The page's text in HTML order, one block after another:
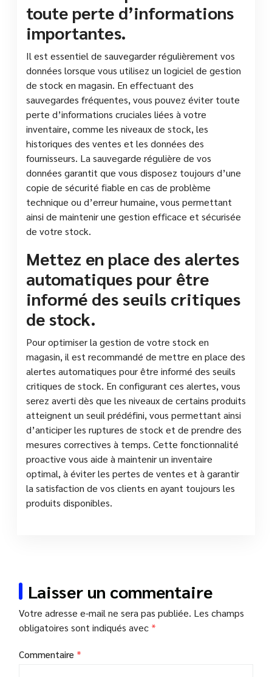
toute perte d’informations
importantes.
Il est essentiel de sauvegarder régulièrement vos
données lorsque vous utilisez un logiciel de gestion
de stock en magasin. En effectuant des
sauvegardes fréquentes, vous pouvez éviter toute
perte d’informations cruciales liées à votre
inventaire, comme les niveaux de stock, les
historiques des ventes et les données des
fournisseurs. La sauvegarde régulière de vos
données garantit que vous disposez toujours d’une
copie de sécurité fiable en cas de problème
technique ou d’erreur humaine, vous permettant
ainsi de maintenir une gestion efficace et sécurisée
de votre stock.
Mettez en place des alertes
automatiques pour être
informé des seuils critiques
de stock.
Pour optimiser la gestion de votre stock en
magasin, il est recommandé de mettre en place des
alertes automatiques pour être informé des seuils
critiques de stock. En configurant ces alertes, vous
serez averti dès que les niveaux de certains produits
atteignent un seuil prédéfini, vous permettant ainsi
d’anticiper les ruptures de stock et de prendre des
mesures correctives à temps. Cette fonctionnalité
proactive vous aide à maintenir un inventaire
optimal, à éviter les pertes de ventes et à garantir
la satisfaction de vos clients en ayant toujours les
produits disponibles.
Laisser un commentaire
Votre adresse e-mail ne sera pas publiée. Les champs
obligatoires sont indiqués avec *
Commentaire *